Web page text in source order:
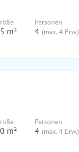
m²
Personen
4 (max. 4 Erw.)
m²
Personen
4 (max. 4 Erw.)